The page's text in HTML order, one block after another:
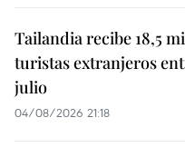
Tailandia recibe 18,5
turistas extranjeros
julio
04/08/2026 21:18